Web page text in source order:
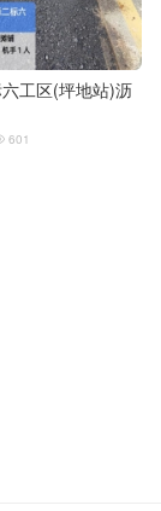
工区(坪地站)沥
601